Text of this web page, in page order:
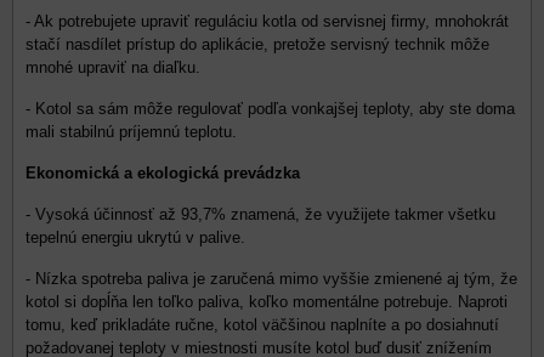
- Ak potrebujete upraviť reguláciu kotla od servisnej firmy, mnohokrát
stačí nasdílet prístup do aplikácie, pretože servisný technik môže
mnohé upraviť na diaľku.
- Kotol sa sám môže regulovať podľa vonkajšej teploty, aby ste doma
mali stabilnú príjemnú teplotu.
Ekonomická a ekologická prevádzka
- Vysoká účinnosť až 93,7% znamená, že využijete takmer všetku
tepelnú energiu ukrytú v palive.
- Nízka spotreba paliva je zaručená mimo vyššie zmienené aj tým, že
kotol si dopĺňa len toľko paliva, koľko momentálne potrebuje. Naproti
tomu, keď prikladáte ručne, kotol väčšinou naplníte a po dosiahnutí
požadovanej teploty v miestnosti musíte kotol buď dusiť znížením